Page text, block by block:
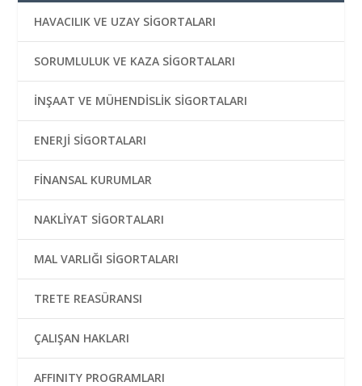
HAVACILIK VE UZAY SİGORTALARI
SORUMLULUK VE KAZA SİGORTALARI
İNŞAAT VE MÜHENDİSLİK SİGORTALARI
ENERJİ SİGORTALARI
FİNANSAL KURUMLAR
NAKLİYAT SİGORTALARI
MAL VARLIĞI SİGORTALARI
TRETE REASÜRANSI
ÇALIŞAN HAKLARI
AFFINITY PROGRAMLARI